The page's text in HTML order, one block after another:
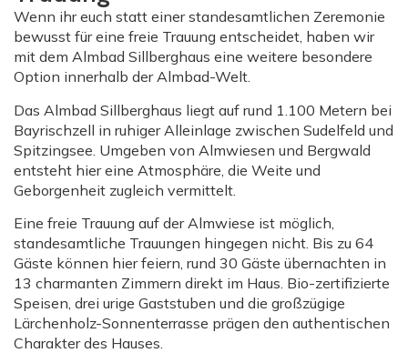
Wenn ihr euch statt einer standesamtlichen Zeremonie
bewusst für eine freie Trauung entscheidet, haben wir
mit dem Almbad Sillberghaus eine weitere besondere
Option innerhalb der Almbad-Welt.
Das Almbad Sillberghaus liegt auf rund 1.100 Metern bei
Bayrischzell in ruhiger Alleinlage zwischen Sudelfeld und
Spitzingsee. Umgeben von Almwiesen und Bergwald
entsteht hier eine Atmosphäre, die Weite und
Geborgenheit zugleich vermittelt.
Eine freie Trauung auf der Almwiese ist möglich,
standesamtliche Trauungen hingegen nicht. Bis zu 64
Gäste können hier feiern, rund 30 Gäste übernachten in
13 charmanten Zimmern direkt im Haus. Bio-zertifizierte
Speisen, drei urige Gaststuben und die großzügige
Lärchenholz-Sonnenterrasse prägen den authentischen
Charakter des Hauses.